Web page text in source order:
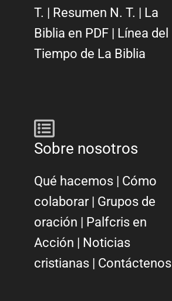
T. | Resumen N. T. | La
Biblia en PDF | Línea del
Tiempo de La Biblia
Sobre nosotros
Qué hacemos | Cómo
colaborar| Grupos de
oración | Palfcris en
Acción | Noticias
cristianas | Contáctenos